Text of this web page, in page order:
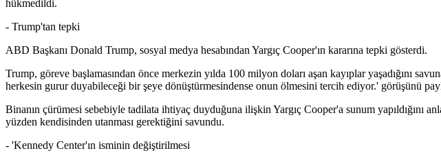
hükmedildi.
- Trump'tan tepki
ABD Başkanı Donald Trump, sosyal medya hesabından Yargıç Cooper'ın kararına tepki gösterdi.
Trump, göreve başlamasından önce merkezin yılda 100 milyon doları aşan kayıplar yaşadığını
herkesin gurur duyabileceği bir şeye dönüştürmesindense onun ölmesini tercih ediyor.' görüşünü
Binanın çürümesi sebebiyle tadilata ihtiyaç duyduğuna ilişkin Yargıç Cooper'a sunum yapıldığını
yüzden kendisinden utanması gerektiğini savundu.
- 'Kennedy Center'ın isminin değiştirilmesi